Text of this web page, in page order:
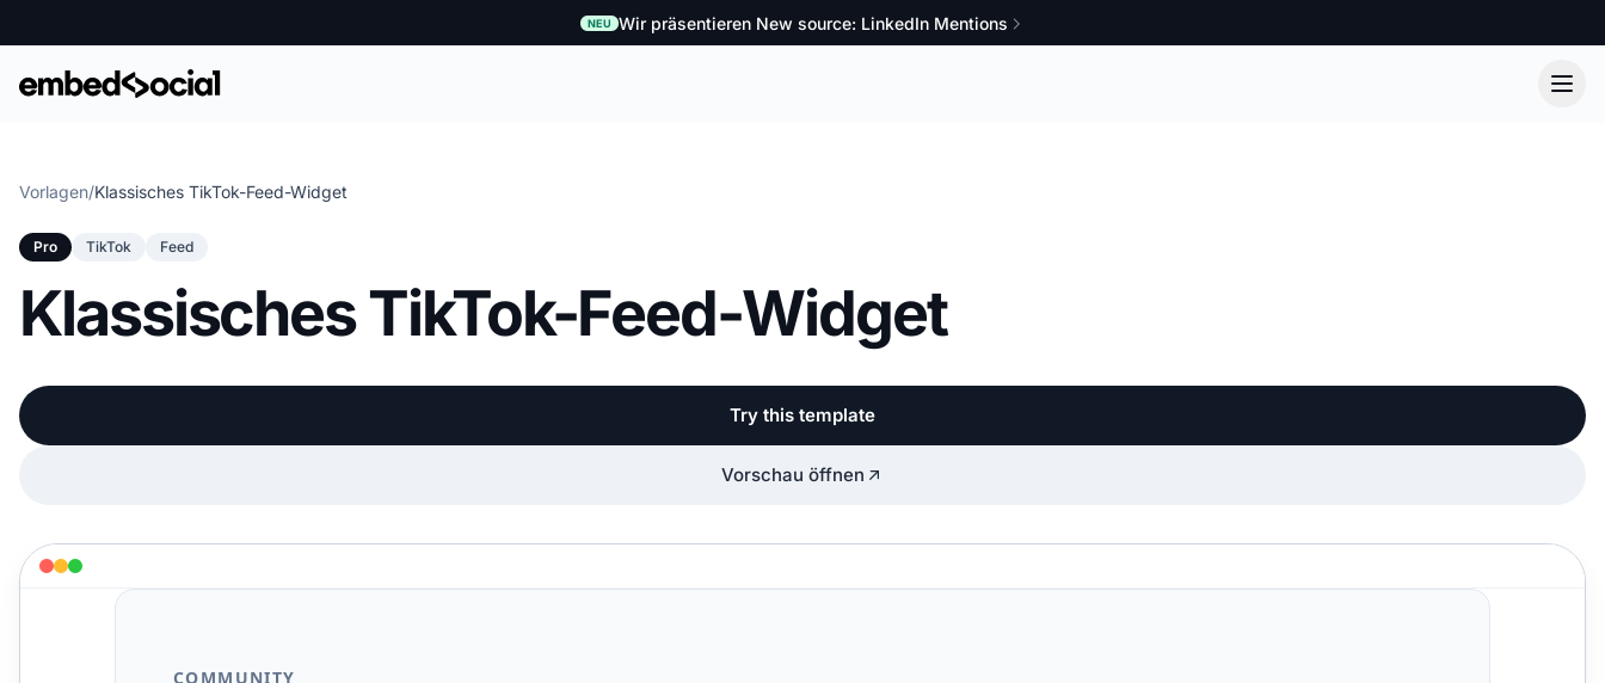
NEU Wir präsentieren New source: LinkedIn Mentions
Vorlagen/Klassisches TikTok-Feed-Widget
Pro TikTok Feed
Klassisches TikTok-Feed-Widget
Try this template
Vorschau öffnen